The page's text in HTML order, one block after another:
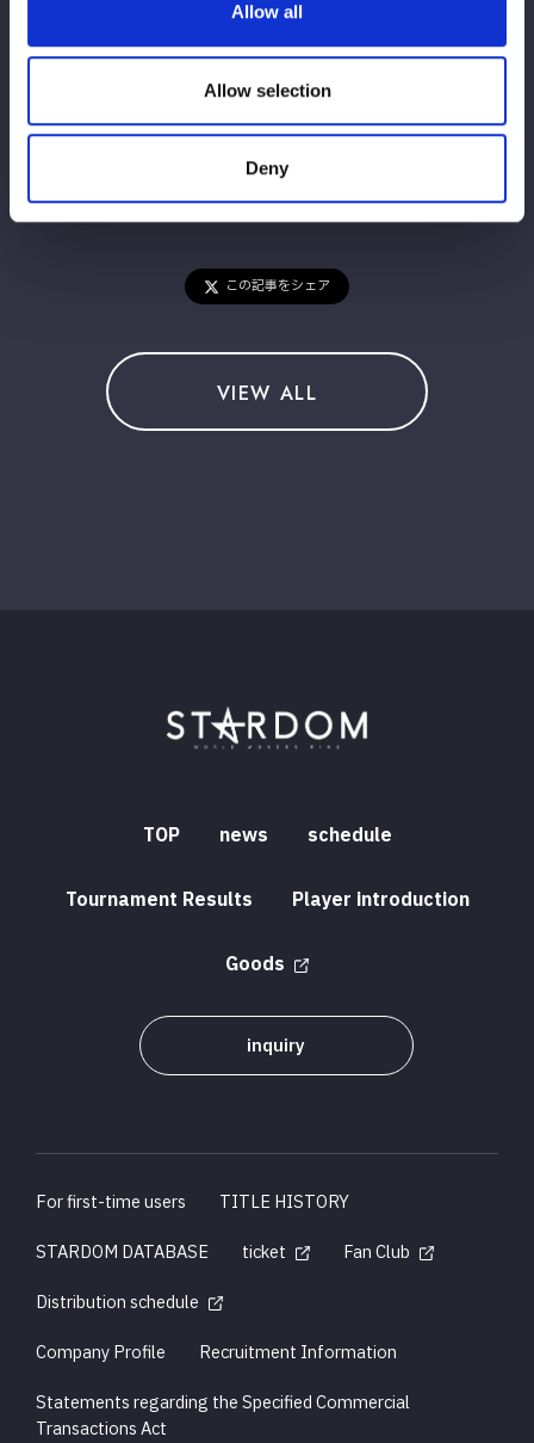
Allow all
Allow selection
Deny
https://wwr-stardom.com/queendom2026/
この記事をシェア
VIEW ALL
TOP news schedule
Tournament Results Player introduction
Goods
inquiry
For first-time users
TITLE HISTORY
STARDOM DATABASE
ticket
Fan Club
Distribution schedule
Company Profile
Recruitment Information
Statements regarding the Specified Commercial
Transactions Act